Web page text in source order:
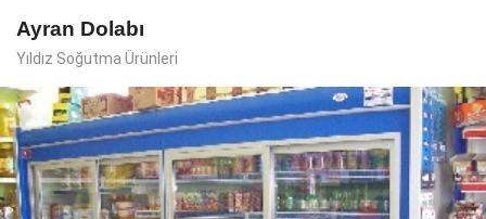
Ayran Dolabı
Yıldız Soğutma Ürünleri